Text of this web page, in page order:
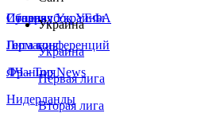
Сборная Украины
Италия
Германия
Франция
Нидерланды
Суперкубок УЕФА
Лига конференций
ЛЧ - Top News
Украина
Украина
Первая лига
Вторая лига